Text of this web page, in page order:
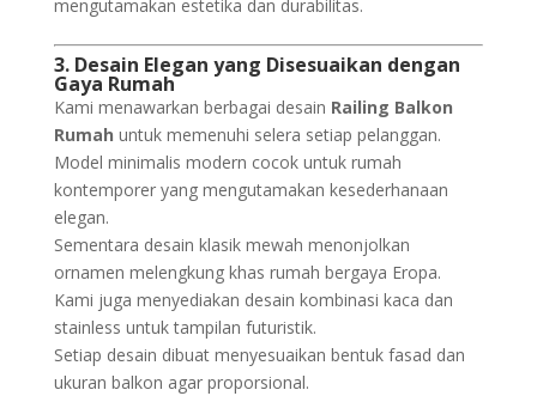
mengutamakan estetika dan durabilitas.
3. Desain Elegan yang Disesuaikan dengan
Gaya Rumah
Kami menawarkan berbagai desain Railing Balkon
Rumah untuk memenuhi selera setiap pelanggan.
Model minimalis modern cocok untuk rumah
kontemporer yang mengutamakan kesederhanaan
elegan.
Sementara desain klasik mewah menonjolkan
ornamen melengkung khas rumah bergaya Eropa.
Kami juga menyediakan desain kombinasi kaca dan
stainless untuk tampilan futuristik.
Setiap desain dibuat menyesuaikan bentuk fasad dan
ukuran balkon agar proporsional.